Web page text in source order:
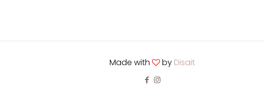
Made with by Disait